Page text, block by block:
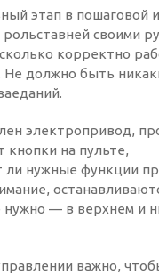
этап в пошаговой
рольставней своими
корректно
Не должно быть
электропривод,
кнопки на пульте,
ли нужные функции
нужно — в верхнем и
важно,